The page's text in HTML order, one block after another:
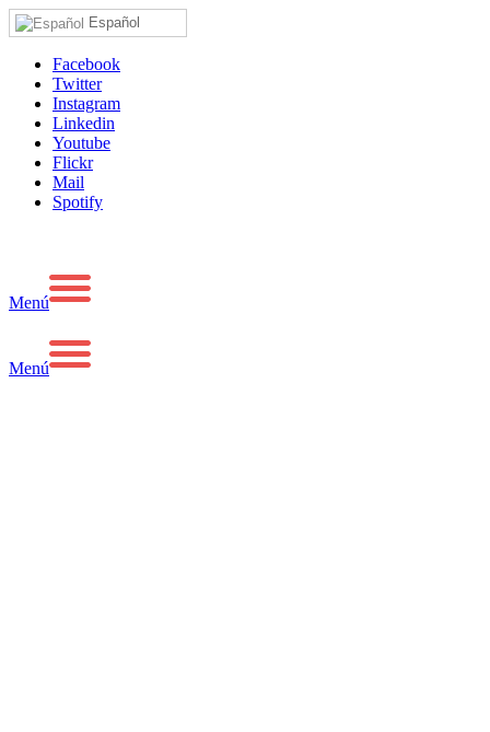
Español
Facebook
Twitter
Instagram
Linkedin
Youtube
Flickr
Mail
Spotify
Menú
Menú